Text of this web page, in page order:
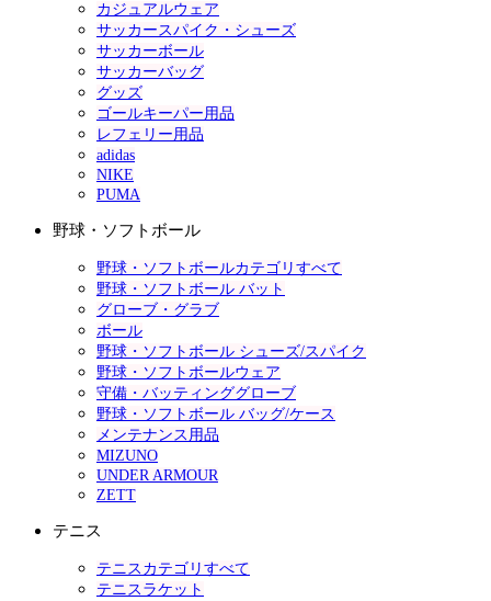
カジュアルウェア
サッカースパイク・シューズ
サッカーボール
サッカーバッグ
グッズ
ゴールキーパー用品
レフェリー用品
adidas
NIKE
PUMA
野球・ソフトボール
野球・ソフトボールカテゴリすべて
野球・ソフトボール バット
グローブ・グラブ
ボール
野球・ソフトボール シューズ/スパイク
野球・ソフトボールウェア
守備・バッティンググローブ
野球・ソフトボール バッグ/ケース
メンテナンス用品
MIZUNO
UNDER ARMOUR
ZETT
テニス
テニスカテゴリすべて
テニスラケット